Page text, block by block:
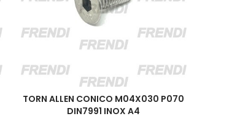
TORN ALLEN CONICO M04X030 P070
DIN7991 INOX A4